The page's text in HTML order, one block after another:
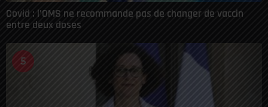
Covid : l’OMS ne recommande pas de changer de vaccin
entre deux doses
5